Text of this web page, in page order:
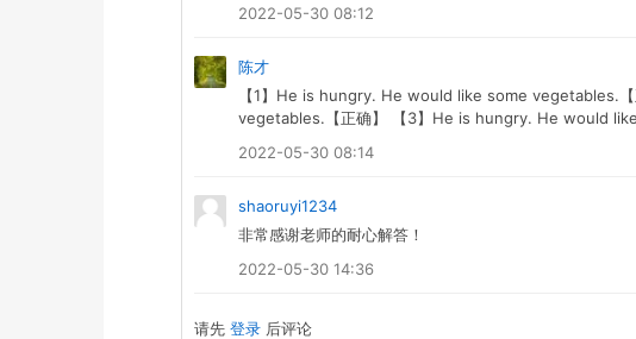
2022-05-30 08:12
陈才
【1】He is hungry. He would like some vegetables.
vegetables.【正确】 【3】He is hungry. He would
2022-05-30 08:14
shaoruyi1234
非常感谢老师的耐心解答！
2022-05-30 14:36
请先 登录 后评论